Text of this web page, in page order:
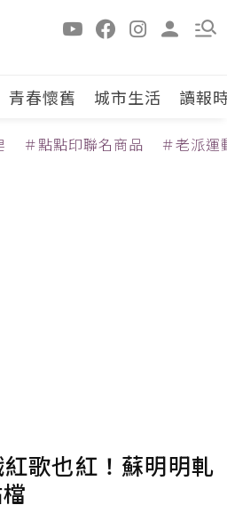
青春懷舊 城市生活 讀報
＃點點印聯名商品 ＃老派運
紅歌也紅！蘇明明軋